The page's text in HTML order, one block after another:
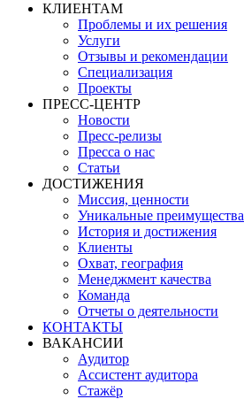
КЛИЕНТАМ
Проблемы и их решения
Услуги
Отзывы и рекомендации
Специализация
Проекты
ПРЕСС-ЦЕНТР
Новости
Пресс-релизы
Пресса о нас
Статьи
ДОСТИЖЕНИЯ
Миссия, ценности
Уникальные преимущества
История и достижения
Клиенты
Охват, география
Менеджмент качества
Команда
Отчеты о деятельности
КОНТАКТЫ
ВАКАНСИИ
Аудитор
Ассистент аудитора
Стажёр